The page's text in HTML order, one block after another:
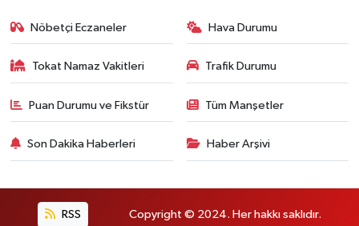
Nöbetçi Eczaneler Hava Durumu
Tokat Namaz Vakitleri Trafik Durumu
Puan Durumu ve Fikstür Tüm Manşetler
Son Dakika Haberleri Haber Arşivi
RSS Copyright © 2024. Her hakkı saklıdır.